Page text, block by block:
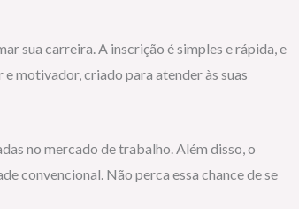
sua carreira. A inscrição é simples e rápida, e
motivador, criado para atender às suas
no mercado de trabalho. Além disso, o
convencional. Não perca essa chance de se